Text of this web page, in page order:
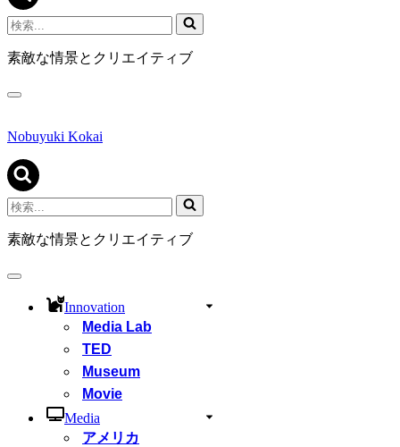
検
索...
素敵な情景とクリエイティブ
ナ
ゲ
シ
ョ
ン
メ
ニ
ュ
Nobuyuki Kokai
検
索...
素敵な情景とクリエイティブ
ナ
Innovation
Media Lab
TED
Museum
Movie
Media
アメリカ